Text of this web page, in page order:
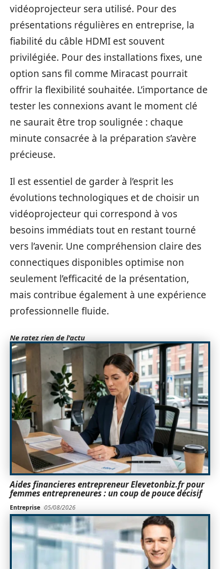
vidéoprojecteur sera utilisé. Pour des
présentations régulières en entreprise, la
fiabilité du câble HDMI est souvent
privilégiée. Pour des installations fixes, une
option sans fil comme Miracast pourrait
offrir la flexibilité souhaitée. L’importance de
tester les connexions avant le moment clé
ne saurait être trop soulignée : chaque
minute consacrée à la préparation s’avère
précieuse.
Il est essentiel de garder à l’esprit les
évolutions technologiques et de choisir un
vidéoprojecteur qui correspond à vos
besoins immédiats tout en restant tourné
vers l’avenir. Une compréhension claire des
connectiques disponibles optimise non
seulement l’efficacité de la présentation,
mais contribue également à une expérience
professionnelle fluide.
Ne ratez rien de l'actu
Aides financieres entrepreneur Elevetonbiz.fr pour
femmes entrepreneures : un coup de pouce décisif
Entreprise 05/08/2026